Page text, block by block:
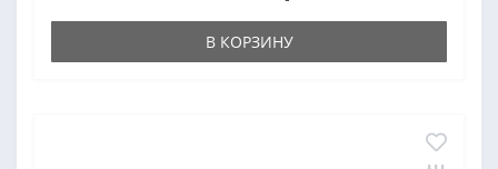
В КОРЗИНУ